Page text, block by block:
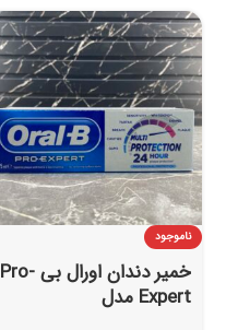
ناموجود
خمیر دندان اورال بی Pro-
Expert مدل